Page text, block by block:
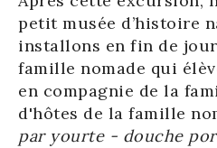
petit musée d’histoire
installons en fin de
famille nomade qui
en compagnie de la
d'hôtes de la famille
par yourte - douche